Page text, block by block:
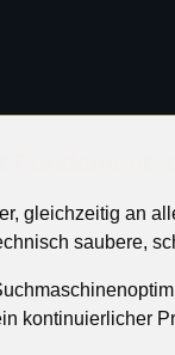
gleichzeitig an
saubere,
kontinuierlicher